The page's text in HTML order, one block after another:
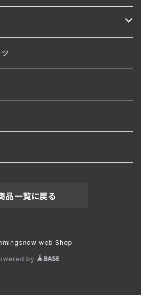
ジャケット
起毛 オリジナルパーカー
豊富 オリジナルパーカー
品一覧に戻る
web Shop
by